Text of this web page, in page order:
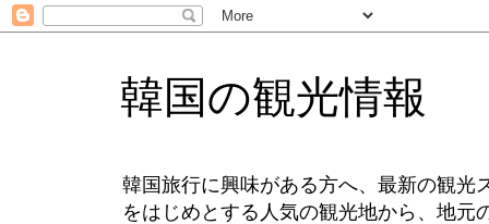
韓国の観光情報
韓国旅行に興味がある方へ、最新の観光
をはじめとする人気の観光地から、地